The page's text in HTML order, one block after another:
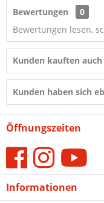
Bewertungen
0
Bewertungen lesen,
Kunden kauften auch
Kunden haben sich
Öffnungszeiten
Informationen